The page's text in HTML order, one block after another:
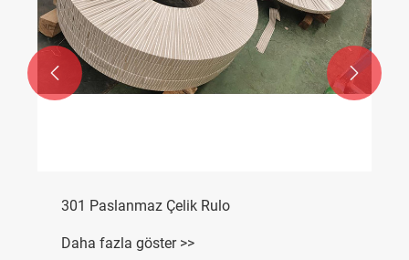
301 Paslanmaz Çelik Rulo
Daha fazla göster >>
 